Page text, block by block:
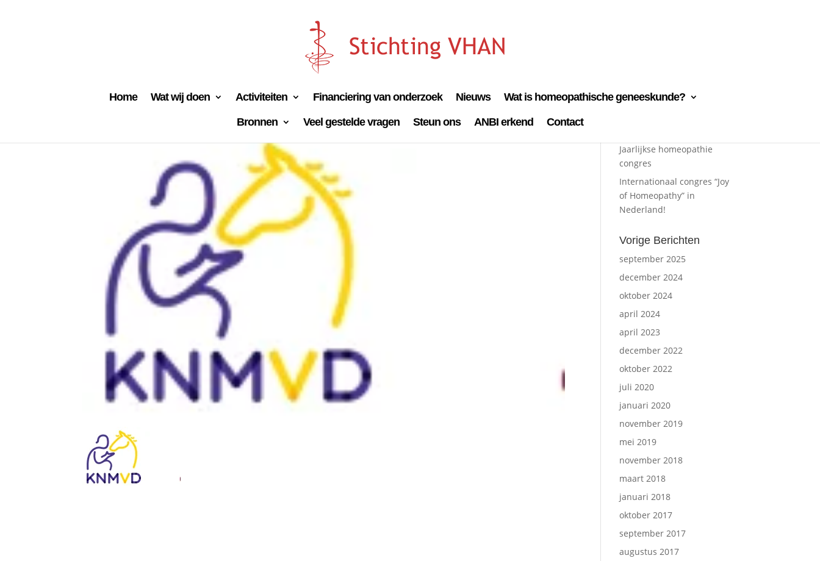
Home Wat wij doen Activiteiten Financiering van onderzoek Nieuws Wat is homeopathische geneeskunde?
Bronnen Veel gestelde vragen Steun ons ANBI erkend Contact
Jaarlijkse homeopathie
congres
Internationaal congres “Joy
of Homeopathy” in
Nederland!
Vorige Berichten
september 2025
december 2024
oktober 2024
april 2024
april 2023
december 2022
oktober 2022
juli 2020
januari 2020
november 2019
mei 2019
november 2018
maart 2018
januari 2018
oktober 2017
september 2017
augustus 2017